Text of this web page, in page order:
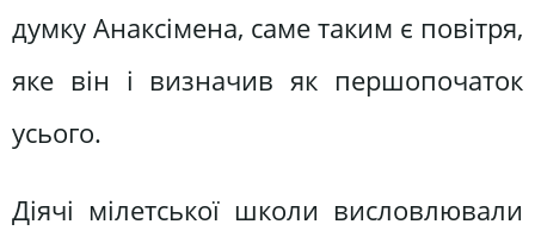
думку Анаксімена, саме таким є повітря,
яке він і визначив як першопочаток
усього.
Діячі мілетської школи висловлювали